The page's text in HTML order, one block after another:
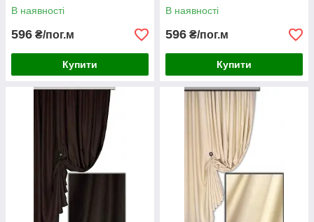
В наявності
596 ₴/пог.м
Купити
В наявності
596 ₴/пог.м
Купити